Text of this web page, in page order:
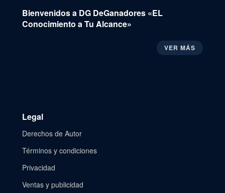
Bienvenidos a DG DeGanadores «EL
Conocimiento a Tu Alcance»
VER MÁS
Legal
Derechos de Autor
Términos y condiciones
Privacidad
Ventas y publicidad